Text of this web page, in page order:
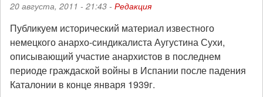
20 августа, 2011 - 21:43 - Редакция
Публикуем исторический материал известного
немецкого анархо-синдикалиста Аугустина Сухи,
описывающий участие анархистов в последнем
периоде граждаской войны в Испании после падения
Каталонии в конце января 1939г.